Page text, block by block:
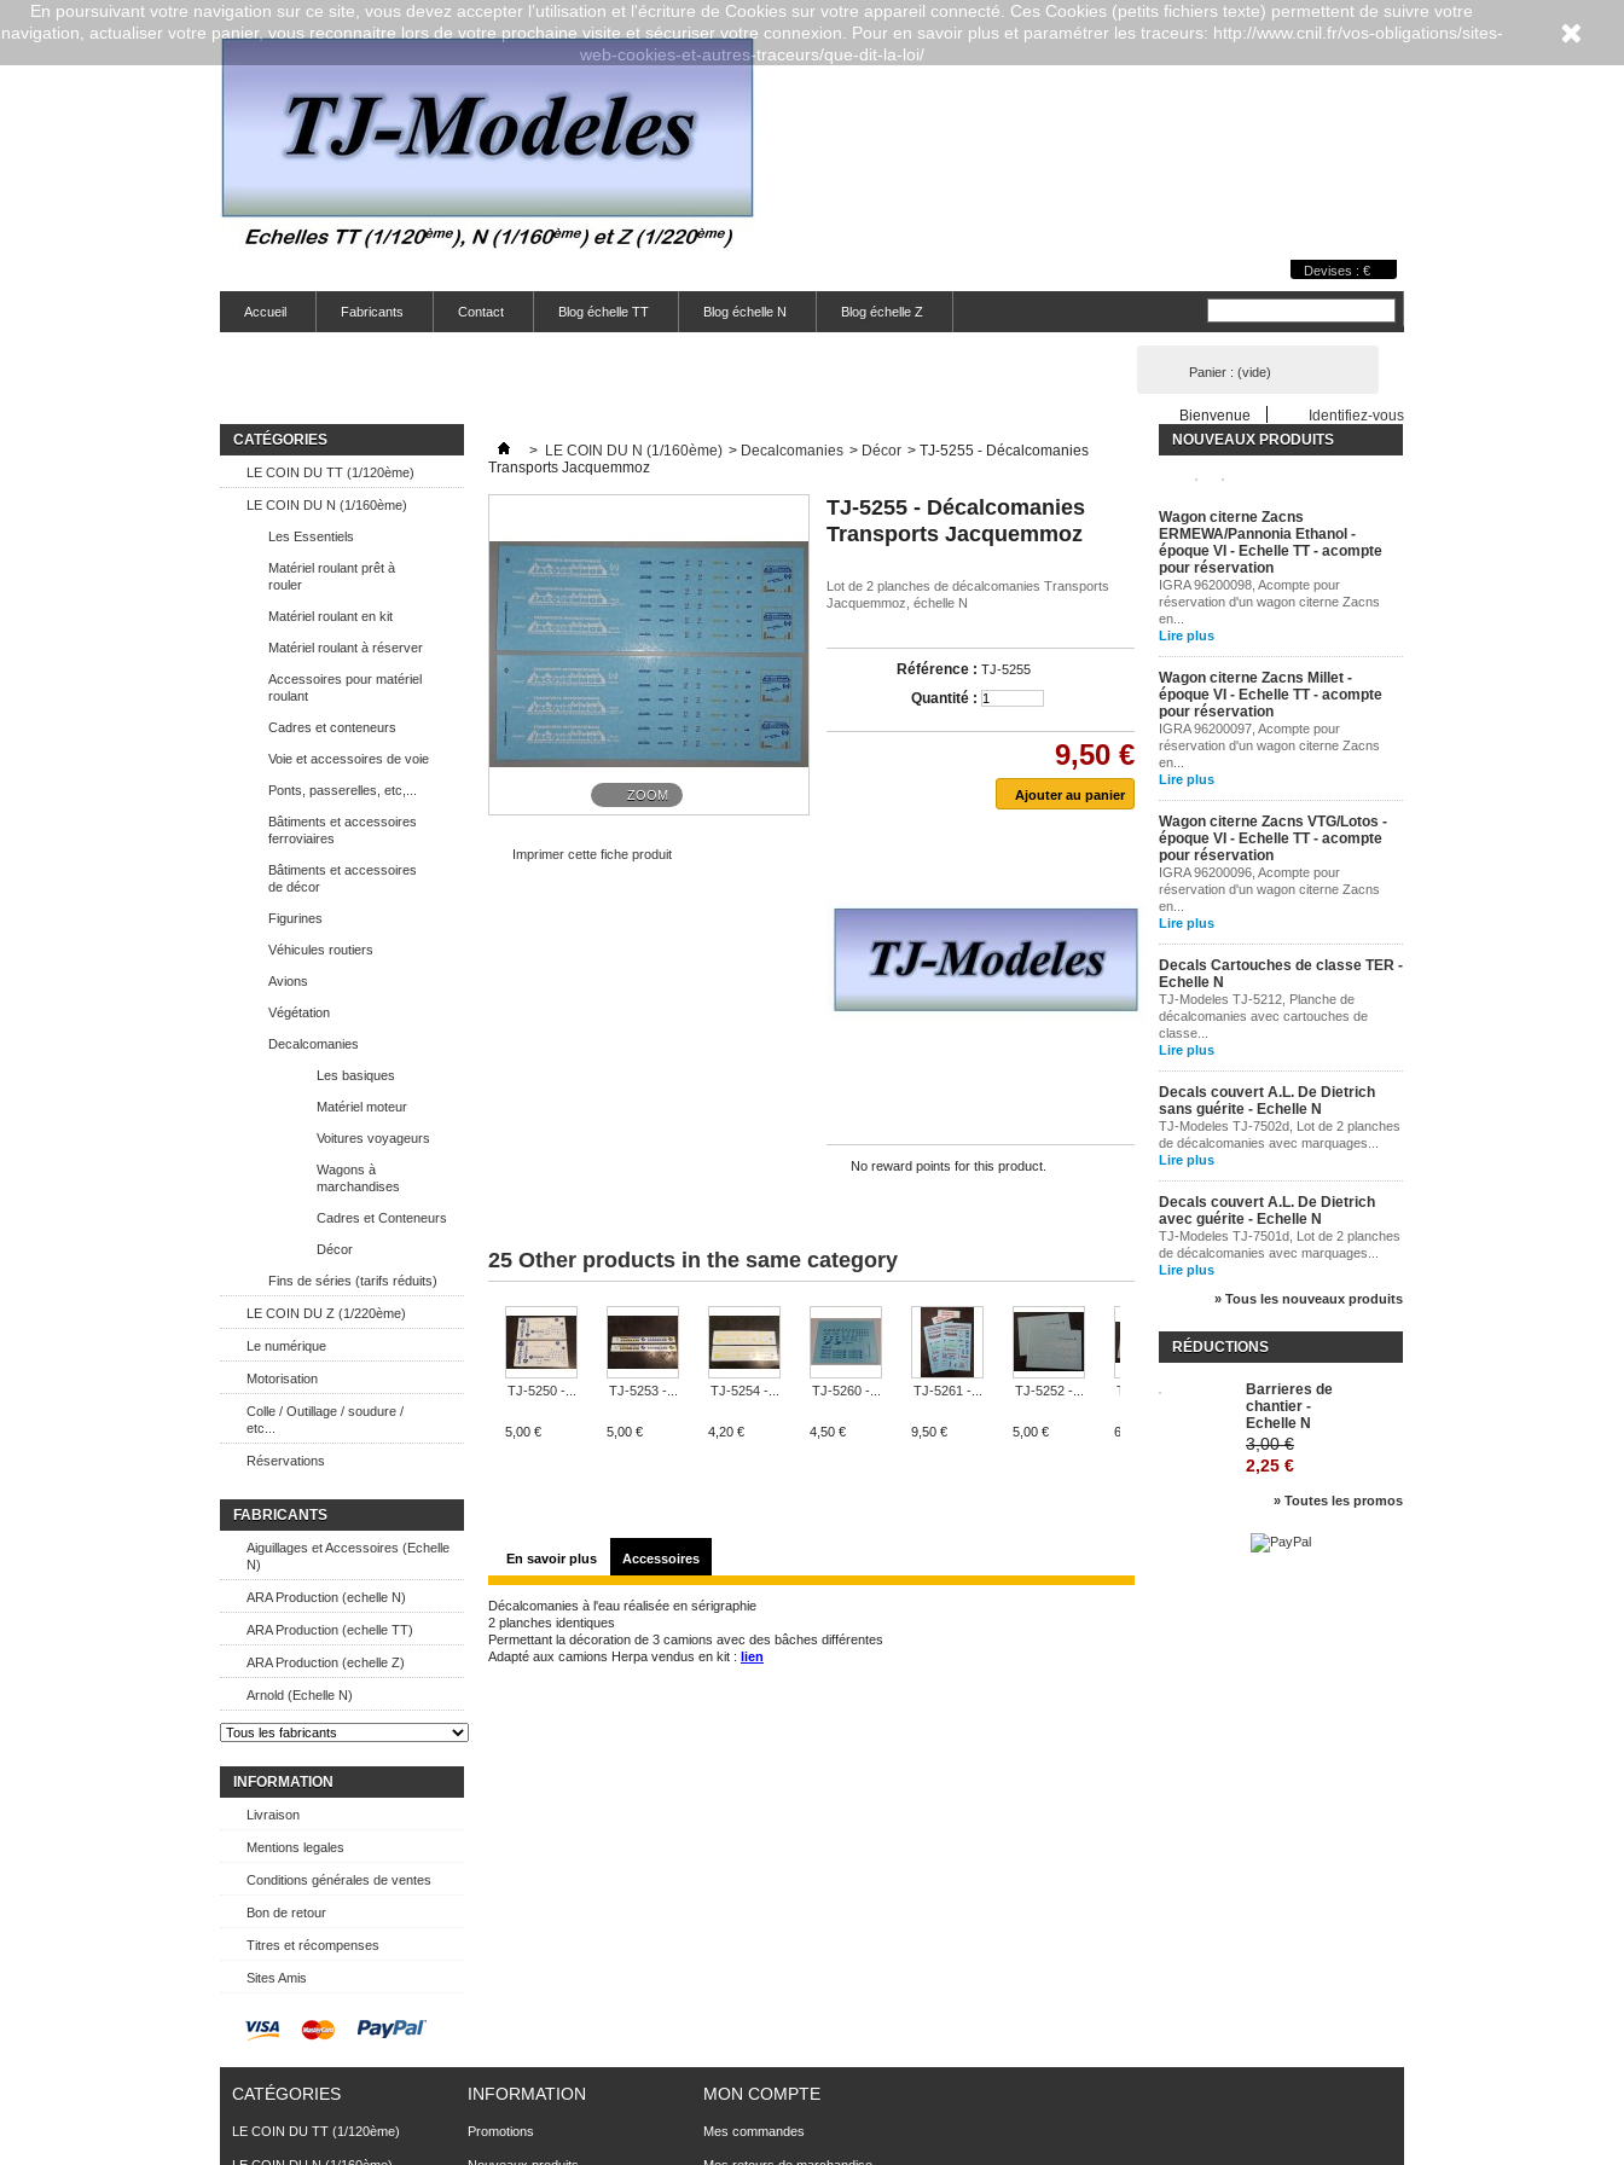
Devises : €
Accueil Fabricants Contact Blog échelle TT Blog échelle N Blog échelle Z
Panier : (vide)
Bienvenue
Identifiez-vous
CATÉGORIES
LE COIN DU TT (1/120ème)
LE COIN DU N (1/160ème)
Les Essentiels
Matériel roulant prêt à
rouler
Matériel roulant en kit
Matériel roulant à réserver
Accessoires pour matériel
roulant
Cadres et conteneurs
Voie et accessoires de voie
Ponts, passerelles, etc,...
Bâtiments et accessoires
ferroviaires
Bâtiments et accessoires
de décor
Figurines
Véhicules routiers
Avions
Végétation
Decalcomanies
Les basiques
Matériel moteur
Voitures voyageurs
Wagons à
marchandises
Cadres et Conteneurs
Décor
Fins de séries (tarifs réduits)
LE COIN DU Z (1/220ème)
Le numérique
Motorisation
Colle / Outillage / soudure /
etc...
Réservations
FABRICANTS
Aiguillages et Accessoires (Echelle
N)
ARA Production (echelle N)
ARA Production (echelle TT)
ARA Production (echelle Z)
Arnold (Echelle N)
INFORMATION
Livraison
Mentions legales
Conditions générales de ventes
Bon de retour
Titres et récompenses
Sites Amis
> LE COIN DU N (1/160ème) > Decalcomanies > Décor > TJ-5255 - Décalcomanies
Transports Jacquemmoz
ZOOM
Imprimer cette fiche produit
TJ-5255 - Décalcomanies
Transports Jacquemmoz
Lot de 2 planches de décalcomanies Transports
Jacquemmoz, échelle N
Référence : TJ-5255
Quantité :
9,50 €
No reward points for this product.
25 Other products in the same category
TJ-5250 -...
5,00 €
TJ-5253 -...
5,00 €
TJ-5254 -...
4,20 €
TJ-5260 -...
4,50 €
TJ-5261 -...
9,50 €
TJ-5252 -...
5,00 €
TJ-5251 -...
6,50 €
TJ-5258 -...
4,50 €
En savoir plus Accessoires
Décalcomanies à l'eau réalisée en sérigraphie
2 planches identiques
Permettant la décoration de 3 camions avec des bâches différentes
Adapté aux camions Herpa vendus en kit : lien
NOUVEAUX PRODUITS
Wagon citerne Zacns
ERMEWA/Pannonia Ethanol -
époque VI - Echelle TT - acompte
pour réservation
IGRA 96200098, Acompte pour
réservation d'un wagon citerne Zacns
en...
Lire plus
Wagon citerne Zacns Millet -
époque VI - Echelle TT - acompte
pour réservation
IGRA 96200097, Acompte pour
réservation d'un wagon citerne Zacns
en...
Lire plus
Wagon citerne Zacns VTG/Lotos -
époque VI - Echelle TT - acompte
pour réservation
IGRA 96200096, Acompte pour
réservation d'un wagon citerne Zacns
en...
Lire plus
Decals Cartouches de classe TER -
Echelle N
TJ-Modeles TJ-5212, Planche de
décalcomanies avec cartouches de
classe...
Lire plus
Decals couvert A.L. De Dietrich
sans guérite - Echelle N
TJ-Modeles TJ-7502d, Lot de 2 planches
de décalcomanies avec marquages...
Lire plus
Decals couvert A.L. De Dietrich
avec guérite - Echelle N
TJ-Modeles TJ-7501d, Lot de 2 planches
de décalcomanies avec marquages...
Lire plus
» Tous les nouveaux produits
RÉDUCTIONS
Barrieres de
chantier -
Echelle N
3,00 €
2,25 €
» Toutes les promos
CATÉGORIES
LE COIN DU TT (1/120ème)
INFORMATION
Promotions
MON COMPTE
Mes commandes
En poursuivant votre navigation sur ce site, vous devez accepter l’utilisation et l'écriture de Cookies sur votre appareil connecté. Ces Cookies (petits fichiers texte) permettent de suivre votre
navigation, actualiser votre panier, vous reconnaitre lors de votre prochaine visite et sécuriser votre connexion. Pour en savoir plus et paramétrer les traceurs: http://www.cnil.fr/vos-obligations/sites-
web-cookies-et-autres-traceurs/que-dit-la-loi/